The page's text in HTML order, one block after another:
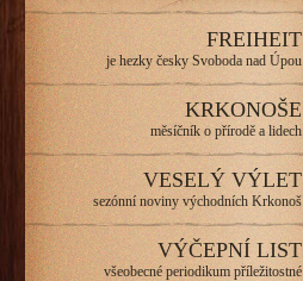
FREIHEIT
je hezky česky Svoboda nad Úpou
KRKONOŠE
měsíčník o přírodě a lidech
VESELÝ VÝLET
sezónní noviny východních Krkonoš
VÝČEPNÍ LIST
všeobecné periodikum příležitostné